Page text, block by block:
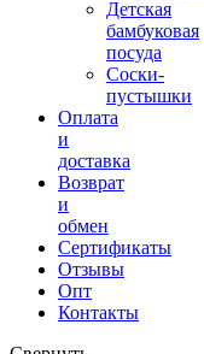
Детская
бамбуковая
посуда
Соски-
пустышки
Оплата
и
доставка
Возврат
и
обмен
Сертификаты
Отзывы
Опт
Контакты